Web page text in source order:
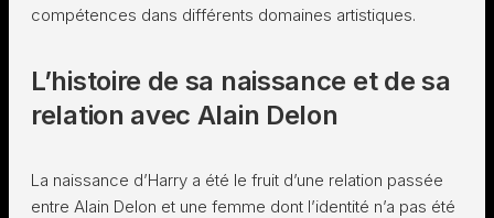
compétences dans différents domaines artistiques.
L’histoire de sa naissance et de sa
relation avec Alain Delon
La naissance d’Harry a été le fruit d’une relation passée
entre Alain Delon et une femme dont l’identité n’a pas été